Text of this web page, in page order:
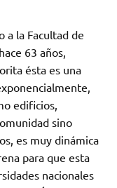
a la Facultad de
63 años,
ésta es una
edificios,
sino
es muy dinámica
para que esta
nacionales